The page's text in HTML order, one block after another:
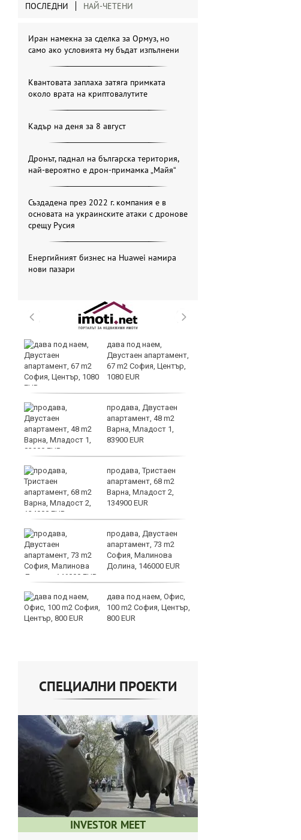
ПОСЛЕДНИ НАЙ-ЧЕТЕНИ
Иран намекна за сделка за Ормуз, но
само ако условията му бъдат изпълнени
Квантовата заплаха затяга примката
около врата на криптовалутите
Кадър на деня за 8 август
Дронът, паднал на българска територия,
най-вероятно е дрон-примамка „Майя“
Създадена през 2022 г. компания е в
основата на украинските атаки с дронове
срещу Русия
Енергийният бизнес на Huawei намира
нови пазари
дава под наем,
Двустаен апартамент,
67 m2 София, Център,
1080 EUR
продава, Двустаен
апартамент, 48 m2
Варна, Младост 1,
83900 EUR
продава, Тристаен
апартамент, 68 m2
Варна, Младост 2,
134900 EUR
продава, Двустаен
апартамент, 73 m2
София, Малинова
Долина, 146000 EUR
дава под наем, Офис,
100 m2 София, Център,
800 EUR
СПЕЦИАЛНИ ПРОЕКТИ
INVESTOR MEET